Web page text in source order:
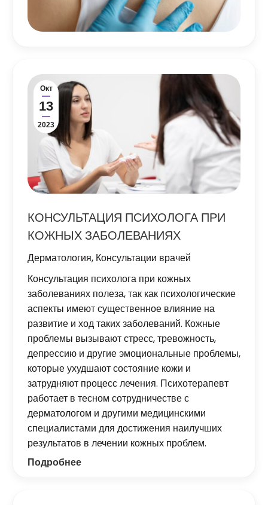
Окт
13
2023
КОНСУЛЬТАЦИЯ ПСИХОЛОГА ПРИ
КОЖНЫХ ЗАБОЛЕВАНИЯХ
Дерматология, Консультации врачей
Консультация психолога при кожных
заболеваниях полеза, так как психологические
аспекты имеют существенное влияние на
развитие и ход таких заболеваний. Кожные
проблемы вызывают стресс, тревожность,
депрессию и другие эмоциональные проблемы,
которые ухудшают состояние кожи и
затрудняют процесс лечения. Психотерапевт
работает в тесном сотрудничестве с
дерматологом и другими медицинскими
специалистами для достижения наилучших
результатов в лечении кожных проблем.
Подробнее